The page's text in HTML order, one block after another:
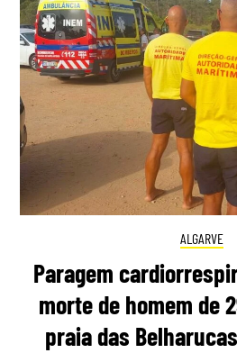
ALGARVE
Paragem
morte de homem de
praia das